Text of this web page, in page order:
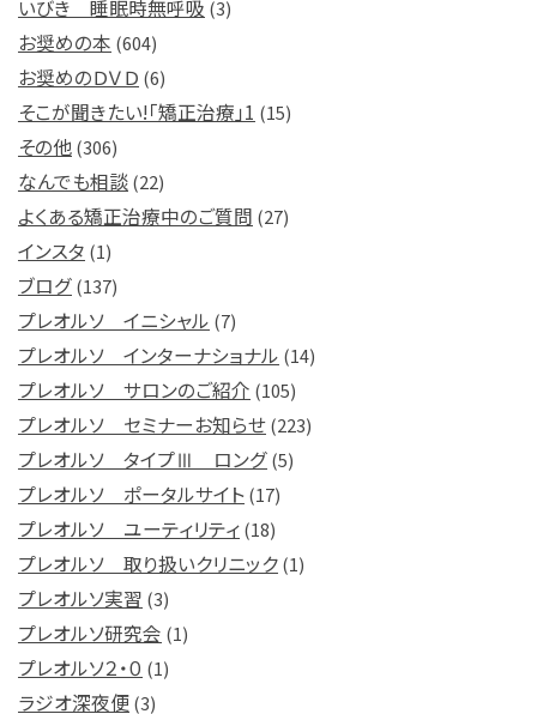
いびき 睡眠時無呼吸 (3)
お奨めの本 (604)
お奨めのＤＶＤ (6)
そこが聞きたい!「矯正治療」1 (15)
その他(306)
なんでも相談(22)
よくある矯正治療中のご質問 (27)
インスタ (1)
ブログ(137)
プレオルソ イニシャル (7)
プレオルソ インターナショナル (14)
プレオルソ サロンのご紹介 (105)
プレオルソ セミナーお知らせ(223)
プレオルソ タイプⅢ ロング(5)
プレオルソ ポータルサイト(17)
プレオルソ ユーティリティ(18)
プレオルソ 取り扱いクリニック(1)
プレオルソ実習 (3)
プレオルソ研究会 (1)
プレオルソ２・０ (1)
ラジオ深夜便(3)